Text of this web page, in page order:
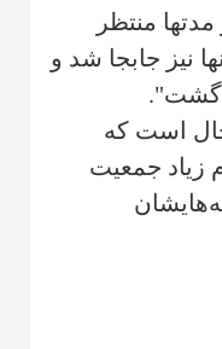
منتظر
نیز جابجا شد و
گشت".
است که
زیاد جمعیت